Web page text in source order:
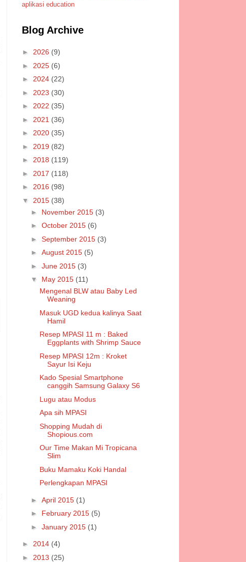
aplikasi education
Blog Archive
► 2026 (9)
► 2025 (6)
► 2024 (22)
► 2023 (30)
► 2022 (35)
► 2021 (36)
► 2020 (35)
► 2019 (82)
► 2018 (119)
► 2017 (118)
► 2016 (98)
▼ 2015 (38)
► November 2015 (3)
► October 2015 (6)
► September 2015 (3)
► August 2015 (5)
► June 2015 (3)
▼ May 2015 (11)
Mengenal BLW atau Baby Led
Weaning
Masuk UGD kedua kalinya Saat
Hamil
Resep MPASI 11 m : Baked
Eggplants with Shrimp Sauce
Resep MPASI 12m : Kroket
Sayur Isi Keju
Kado Spesial Smartphone
canggih Samsung Galaxy S6
Lugu atau Modus
Apa sih MPASI
Shopping Mudah di
Shopious.com
Our Time Makan Mi Tropicana
Slim
Buku Mamaku Koki Handal
Perlengkapan MPASI
► April 2015 (1)
► February 2015 (5)
► January 2015 (1)
► 2014 (4)
► 2013 (25)